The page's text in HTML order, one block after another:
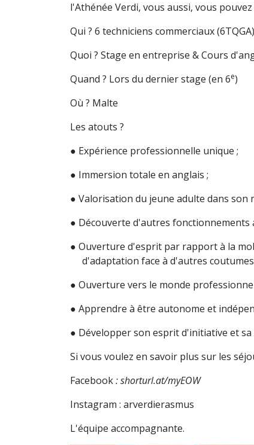
l'Athénée Verdi, vous aussi, vous
Qui ? 6 techniciens commerciaux (6TQGA)
Quoi ? Stage en entreprise & Cours
Quand ? Lors du dernier stage (en 6e)
Où ? Malte
Les atouts ?
● Expérience professionnelle unique ;
● Immersion totale en anglais ;
● Valorisation du jeune adulte dans son
● Découverte d'autres fonctionnements
● Ouverture d'esprit par rapport à la
d'adaptation face à d'autres
● Ouverture vers le monde
● Apprendre à être autonome et
● Développer son esprit d'initiative et
Si vous voulez en savoir plus sur les
Facebook: shorturl.at/myEOW
Instagram : arverdierasmus
L'équipe accompagnante.